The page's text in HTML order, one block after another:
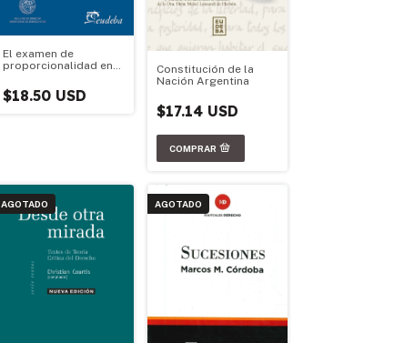
El examen de
proporcionalidad en
constitucional
$18.50 USD
Constitución de la
Nación Argentina
$17.14 USD
AGOTADO AGOTADO